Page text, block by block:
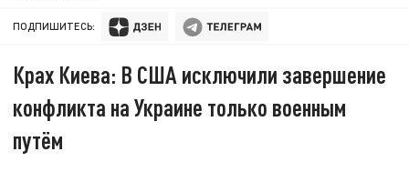
ПОДПИШИТЕСЬ:
Крах Киева: В США исключили завершение
конфликта на Украине только военным
путём